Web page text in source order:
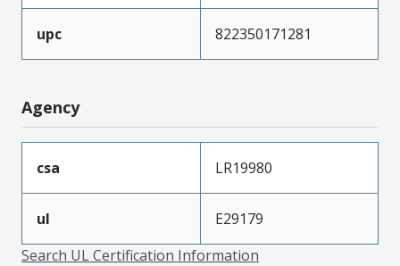
upc 822350171281
Agency
csa LR19980
ul
E29179
Search UL Certification Information